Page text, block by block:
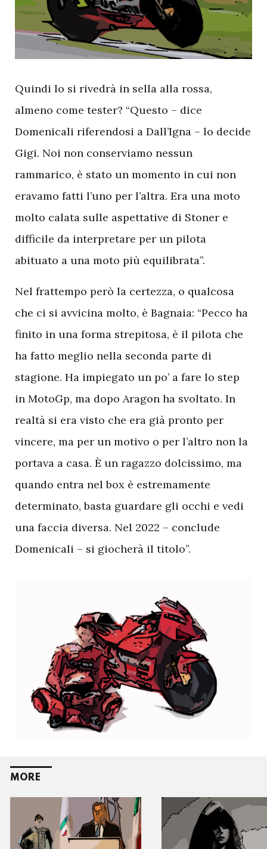
Quindi lo si rivedrà in sella alla rossa,
almeno come tester? “Questo – dice
Domenicali riferendosi a Dall’Igna – lo decide
Gigi. Noi non conserviamo nessun
rammarico, è stato un momento in cui non
eravamo fatti l’uno per l’altra. Era una moto
molto calata sulle aspettative di Stoner e
difficile da interpretare per un pilota
abituato a una moto più equilibrata”.
Nel frattempo però la certezza, o qualcosa
che ci si avvicina molto, è Bagnaia: “Pecco ha
finito in una forma strepitosa, è il pilota che
ha fatto meglio nella seconda parte di
stagione. Ha impiegato un po’ a fare lo step
in MotoGp, ma dopo Aragon ha svoltato. In
realtà si era visto che era già pronto per
vincere, ma per un motivo o per l’altro non la
portava a casa. È un ragazzo dolcissimo, ma
quando entra nel box è estremamente
determinato, basta guardare gli occhi e vedi
una faccia diversa. Nel 2022 – conclude
Domenicali – si giocherà il titolo”.
MORE